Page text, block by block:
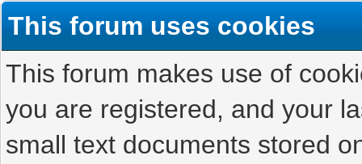
This forum uses cookies
This forum makes use of
you are registered, and your
small text documents stored